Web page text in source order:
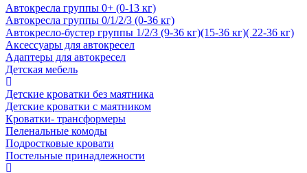
Автокресла группы 0+ (0-13 кг)
Автокресла группы 0/1/2/3 (0-36 кг)
Автокресло-бустер группы 1/2/3 (9-36 кг)(15-36 кг)( 22-36 кг)
Аксессуары для автокресел
Адаптеры для автокресел
Детская мебель
Детские кроватки без маятника
Детские кроватки с маятником
Кроватки- трансформеры
Пеленальные комоды
Подростковые кровати
Постельные принадлежности